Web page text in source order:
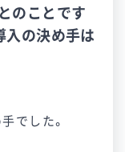
のことです
入の決め手は
でした。